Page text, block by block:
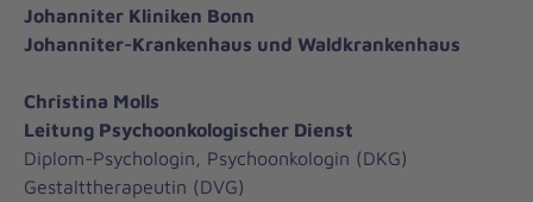
Johanniter Kliniken Bonn
Johanniter-Krankenhaus und Waldkrankenhaus
Christina Molls
Leitung Psychoonkologischer Dienst
Diplom-Psychologin, Psychoonkologin (DKG)
Gestalttherapeutin (DVG)